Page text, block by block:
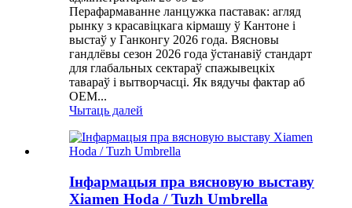
Перафармаванне ланцужка паставак: агляд
рынку з красавіцкага кірмашу ў Кантоне і
выстаў у Ганконгу 2026 года. Вясновы
гандлёвы сезон 2026 года ўстанавіў стандарт
для глабальных сектараў спажывецкіх
тавараў і вытворчасці. Як вядучы фактар ​​аб
OEM...
Чытаць далей
Інфармацыя пра вясновую выставу
Xiamen Hoda / Tuzh Umbrella